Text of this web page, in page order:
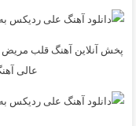
پخش آنلاین آهنگ قلب مریض
عالی